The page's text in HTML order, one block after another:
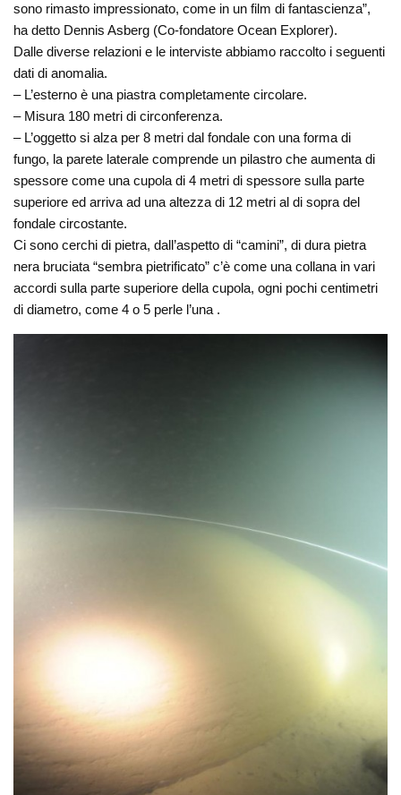
sono rimasto impressionato, come in un film di fantascienza”,
ha detto Dennis Asberg (Co-fondatore Ocean Explorer).
Dalle diverse relazioni e le interviste abbiamo raccolto i seguenti
dati di anomalia.
– L’esterno è una piastra completamente circolare.
– Misura 180 metri di circonferenza.
– L’oggetto si alza per 8 metri dal fondale con una forma di
fungo, la parete laterale comprende un pilastro che aumenta di
spessore come una cupola di 4 metri di spessore sulla parte
superiore ed arriva ad una altezza di 12 metri al di sopra del
fondale circostante.
Ci sono cerchi di pietra, dall’aspetto di “camini”, di dura pietra
nera bruciata “sembra pietrificato” c’è come una collana in vari
accordi sulla parte superiore della cupola, ogni pochi centimetri
di diametro, come 4 o 5 perle l’una .